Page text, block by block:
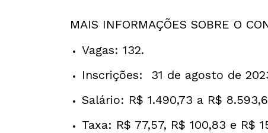
MAIS INFORMAÇÕES SOBRE O
Vagas: 132.
Inscrições: 31 de agosto de
Salário: R$ 1.490,73 a R$
Taxa: R$ 77,57, R$ 100,83 e R$